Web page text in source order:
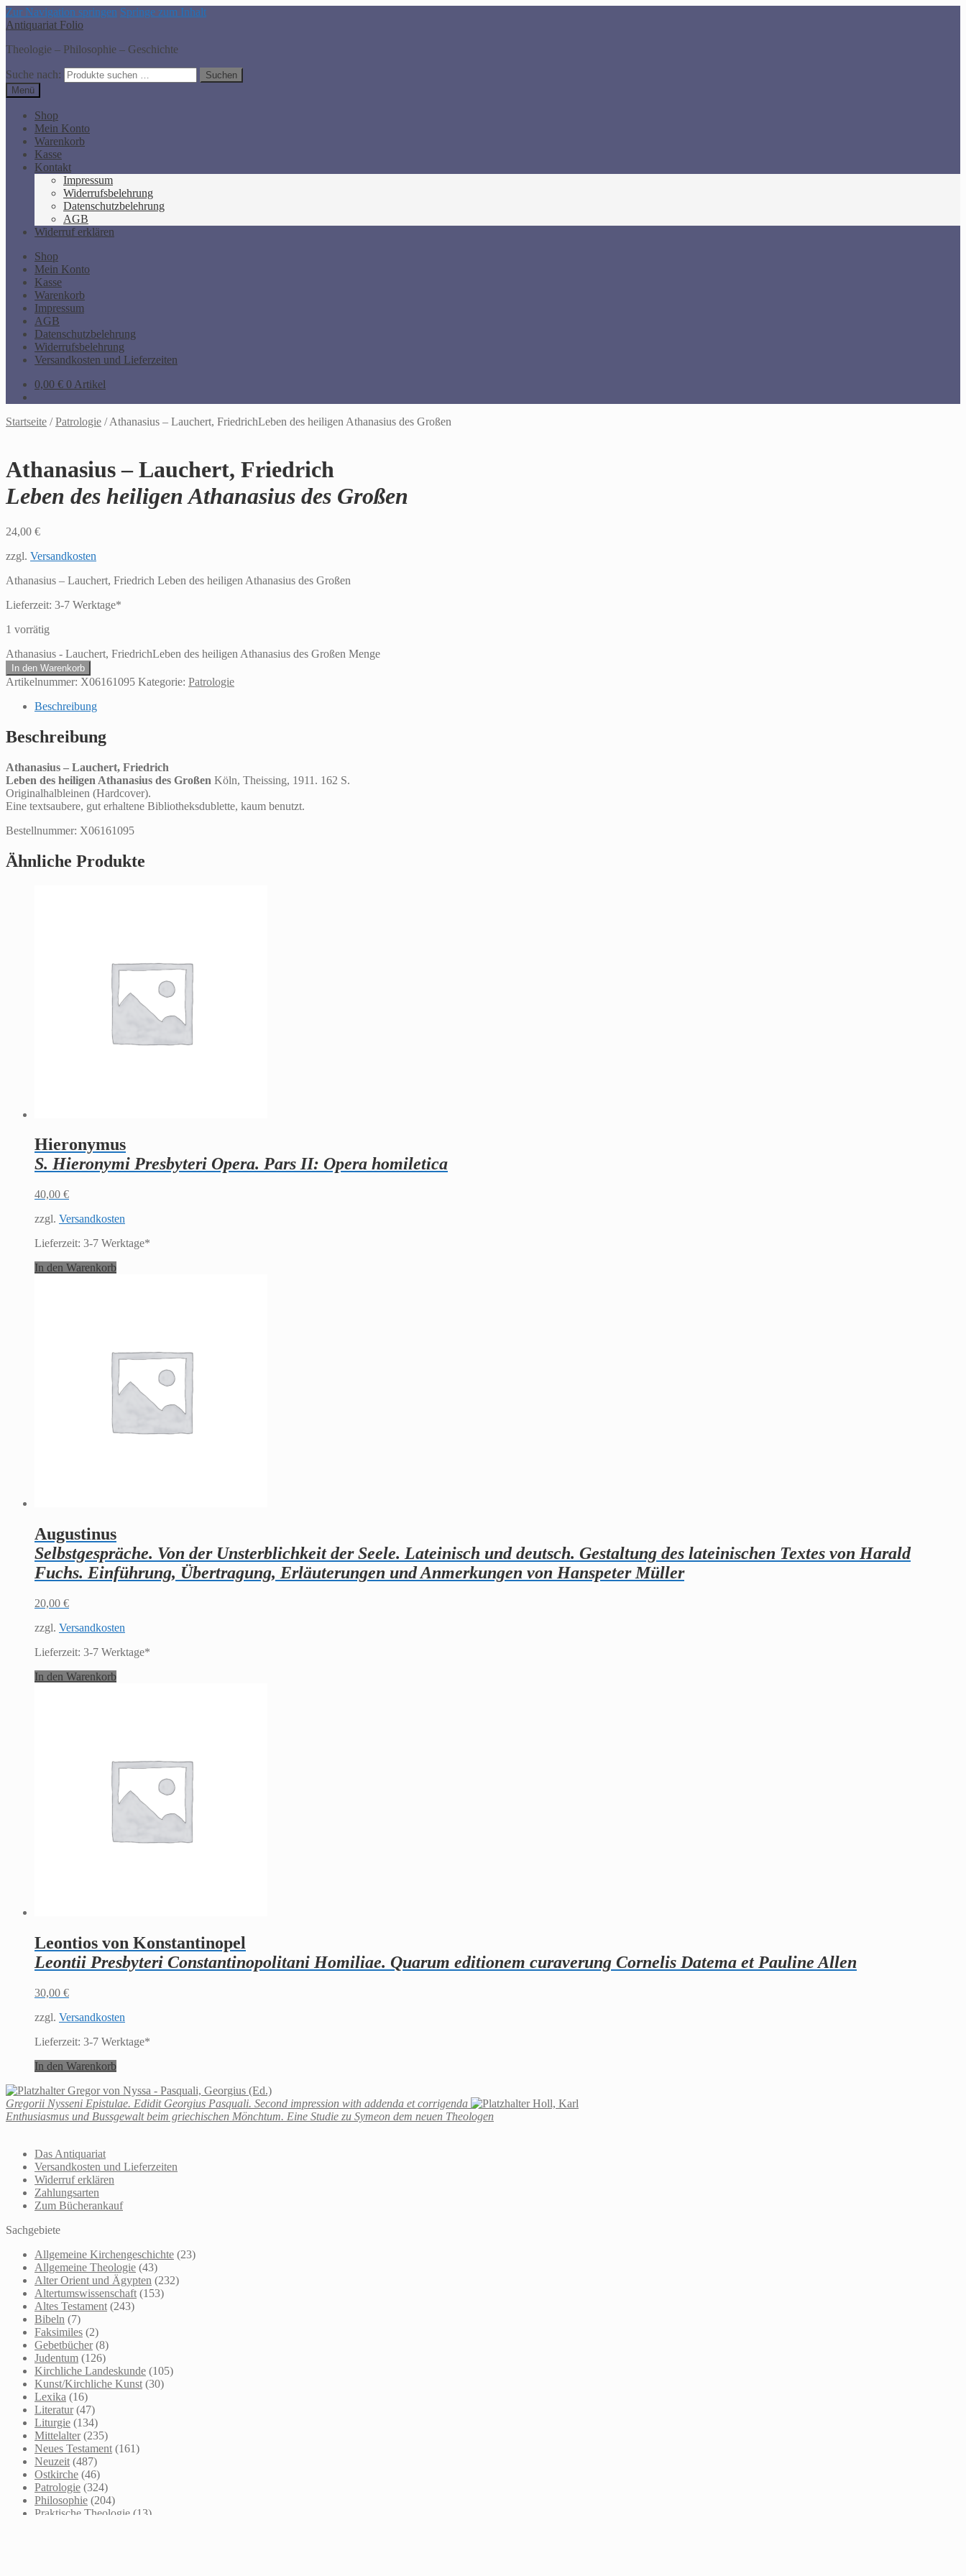
Zur Navigation springen Springe zum Inhalt
Antiquariat Folio
Theologie – Philosophie – Geschichte
Suche nach:
Suchen
Menü
Shop
Mein Konto
Warenkorb
Kasse
Kontakt
Impressum
Widerrufsbelehrung
Datenschutzbelehrung
AGB
Widerruf erklären
Shop
Mein Konto
Kasse
Warenkorb
Impressum
AGB
Datenschutzbelehrung
Widerrufsbelehrung
Versandkosten und Lieferzeiten
0,00 € 0 Artikel
Startseite /Patrologie /Athanasius – Lauchert, FriedrichLeben des heiligen Athanasius des Großen
Athanasius – Lauchert, Friedrich
Leben des heiligen Athanasius des Großen
24,00 €
zzgl. Versandkosten
Athanasius – Lauchert, Friedrich Leben des heiligen Athanasius des Großen
Lieferzeit: 3-7 Werktage*
1 vorrätig
Athanasius - Lauchert, FriedrichLeben des heiligen Athanasius des Großen Menge
In den Warenkorb
Artikelnummer: X06161095 Kategorie: Patrologie
Beschreibung
Beschreibung
Athanasius – Lauchert, Friedrich
Leben des heiligen Athanasius des Großen Köln, Theissing, 1911. 162 S.
Originalhalbleinen (Hardcover).
Eine textsaubere, gut erhaltene Bibliotheksdublette, kaum benutzt.
Bestellnummer: X06161095
Ähnliche Produkte
Hieronymus
S. Hieronymi Presbyteri Opera. Pars II: Opera homiletica
40,00 €
zzgl. Versandkosten
Lieferzeit: 3-7 Werktage*
In den Warenkorb
Augustinus
Selbstgespräche. Von der Unsterblichkeit der Seele. Lateinisch und deutsch. Gestaltung des lateinischen Textes von Harald
Fuchs. Einführung, Übertragung, Erläuterungen und Anmerkungen von Hanspeter Müller
20,00 €
zzgl. Versandkosten
Lieferzeit: 3-7 Werktage*
In den Warenkorb
Leontios von Konstantinopel
Leontii Presbyteri Constantinopolitani Homiliae. Quarum editionem curaverung Cornelis Datema et Pauline Allen
30,00 €
zzgl. Versandkosten
Lieferzeit: 3-7 Werktage*
In den Warenkorb
Gregor von Nyssa - Pasquali, Georgius (Ed.)
Gregorii Nysseni Epistulae. Edidit Georgius Pasquali. Second impression with addenda et corrigenda
Holl, Karl
Enthusiasmus und Bussgewalt beim griechischen Mönchtum. Eine Studie zu Symeon dem neuen Theologen
Das Antiquariat
Versandkosten und Lieferzeiten
Widerruf erklären
Zahlungsarten
Zum Bücherankauf
Sachgebiete
Allgemeine Kirchengeschichte (23)
Allgemeine Theologie (43)
Alter Orient und Ägypten (232)
Altertumswissenschaft (153)
Altes Testament (243)
Bibeln (7)
Faksimiles (2)
Gebetbücher (8)
Judentum (126)
Kirchliche Landeskunde (105)
Kunst/Kirchliche Kunst (30)
Lexika (16)
Literatur (47)
Liturgie (134)
Mittelalter (235)
Neues Testament (161)
Neuzeit (487)
Ostkirche (46)
Patrologie (324)
Philosophie (204)
Praktische Theologie (13)